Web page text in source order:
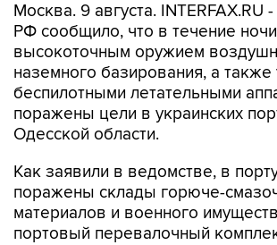
Москва. 9 августа.
РФ сообщило, что в течение ночи
высокоточным оружием
наземного базирования, а
беспилотными летательными
поражены цели в украинских
Одесской области.
Как заявили в ведомстве, в
поражены склады горюче-
материалов и военного
портовый перевалочный